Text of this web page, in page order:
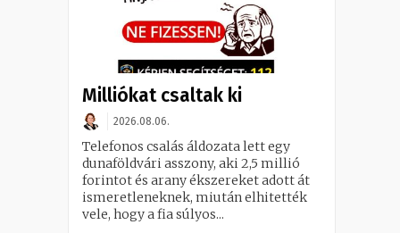
Milliókat csaltak ki
2026.08.06.
Telefonos csalás áldozata lett egy
dunaföldvári asszony, aki 2,5 millió
forintot és arany ékszereket adott át
ismeretleneknek, miután elhitették
vele, hogy a fia súlyos...